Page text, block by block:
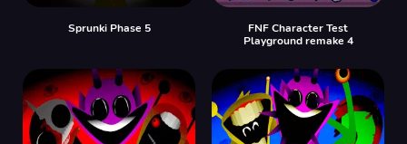
Sprunki Phase 5
FNF Character Test
Playground remake 4